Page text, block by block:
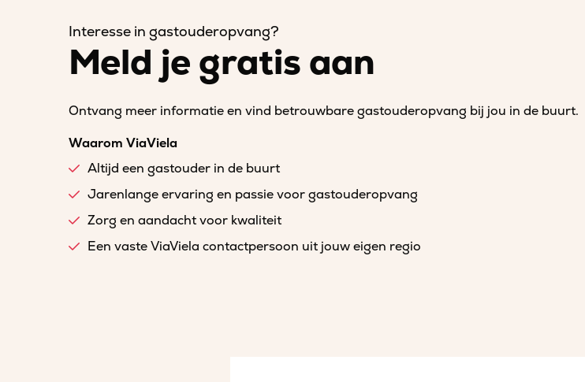
Interesse in gastouderopvang?
Meld je gratis aan
Ontvang meer informatie en vind betrouwbare gastouderopvang bij jou in de buurt.
Waarom ViaViela
Altijd een gastouder in de buurt
Jarenlange ervaring en passie voor gastouderopvang
Zorg en aandacht voor kwaliteit
Een vaste ViaViela contactpersoon uit jouw eigen regio